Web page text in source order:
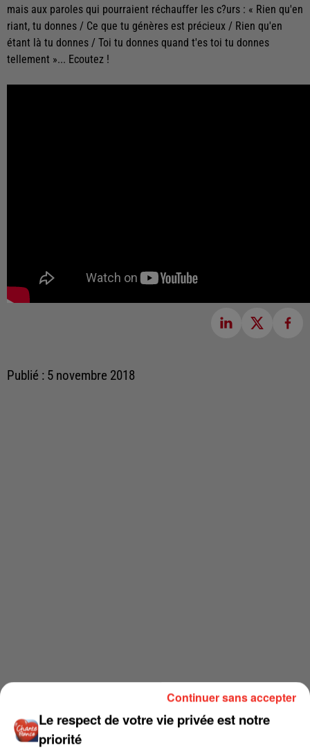
mais aux paroles qui pourraient réchauffer les c?urs : « Rien qu'en
riant, tu donnes / Ce que tu génères est précieux / Rien qu'en
étant là tu donnes / Toi tu donnes quand t'es toi tu donnes
tellement »... Ecoutez !
Publié : 5 novembre 2018
Le respect de votre vie privée est notre
priorité
Continuer sans accepter